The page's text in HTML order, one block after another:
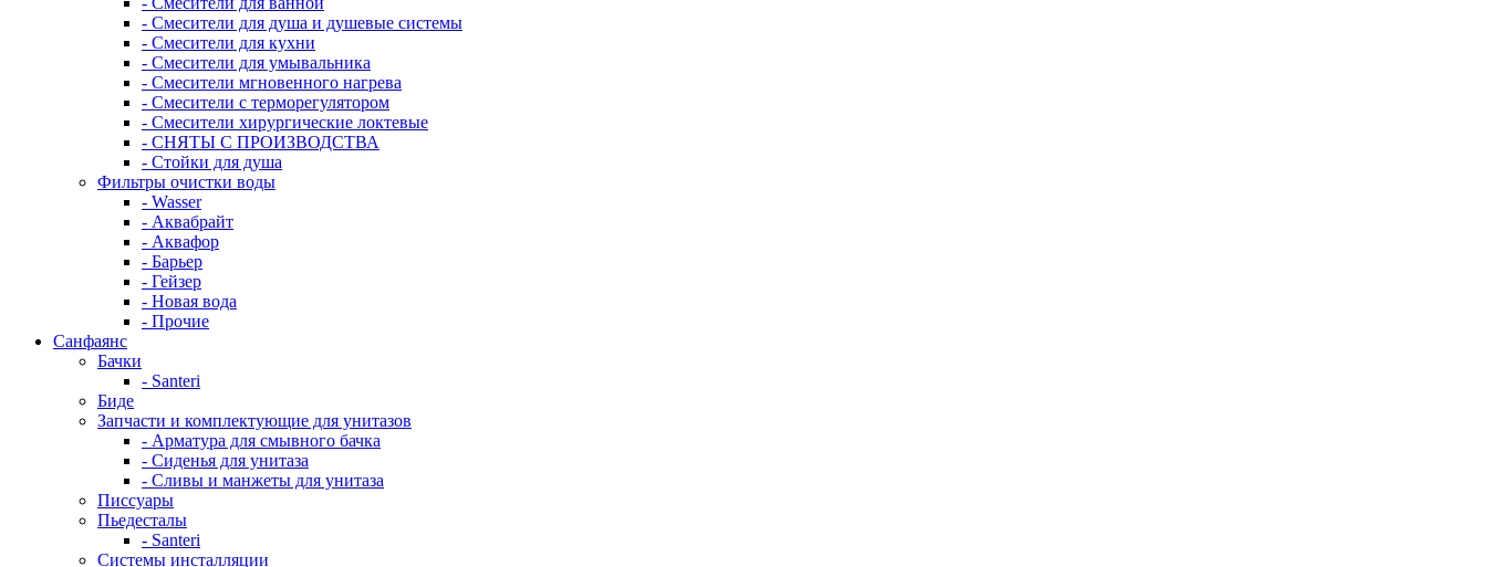
- Смесители для душа и душевые системы
- Смесители для кухни
- Смесители для умывальника
- Смесители мгновенного нагрева
- Смесители с терморегулятором
- Смесители хирургические локтевые
- СНЯТЫ С ПРОИЗВОДСТВА
- Стойки для душа
Фильтры очистки воды
- Wasser
- Аквабрайт
- Аквафор
- Барьер
- Гейзер
- Новая вода
- Прочие
Санфаянс
Бачки
- Santeri
Биде
Запчасти и комплектующие для унитазов
- Арматура для смывного бачка
- Сиденья для унитаза
- Сливы и манжеты для унитаза
Писсуары
Пьедесталы
- Santeri
Системы инсталляции